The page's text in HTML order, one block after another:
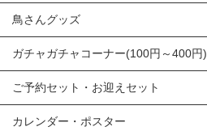
鳥さんグッズ
ガチャガチャコーナー(100円～400円)
ご予約セット・お迎えセット
カレンダー・ポスター